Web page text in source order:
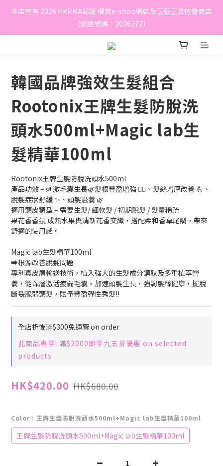
本店持有 2026 HKRMA認證 優質e-shop網店及正版正貨信譽商店
(認證號碼：2026272)
韓國品牌強效生髮組合
Rootonix王牌生髮防脫洗
頭水500ml+Magic lab生
髮精華100ml
Rootonix王牌生髮防脫洗頭水500ml
產品功效 – 刺激毛囊生長🌿髮根豐盈增強 💆‍♀️、髮絲增厚改善 💪、
脫髮症狀舒緩 ✨、頭髮滋養 🌿
適用頭皮類型 – 需要生髮/ 細軟髮 / 初期脫髮 / 髮量稀疏
果花香香氛 成熟水果與清新花香交織，搭配柔和香草尾調，帶來
舒適的使用感。
Magic lab生髮精華100ml
➡️️️根源改善脫髮問題
專利真皮層輸送技術，植入強大的生髮成分銅肽及多重植萃營
養，從深層激活疲弱毛囊，加速頭髮生長，強韌髮絲健康，擺脫
斷裂脆弱頭髮，賦予豐盈彈性秀髮‼️️
全店折後滿$300免運費 on order
此商品專享: 滿$2000即享九五折優惠 on selected
products
HK$420.00 HK$680.00
Color : 王牌生髮防脫洗頭水500ml+Magic lab生髮精華100ml
王牌生髮防脫洗頭水500ml+Magic lab生髮精華100ml